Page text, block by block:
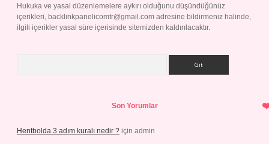
Hukuka ve yasal düzenlemelere aykırı olduğunu düşündüğünüz
içerikleri, backlinkpanelicomtr@gmail.com adresine bildirmeniz halinde,
ilgili içerikler yasal süre içerisinde sitemizden kaldırılacaktır.
Son Yorumlar
Hentbolda 3 adım kuralı nedir ? için admin